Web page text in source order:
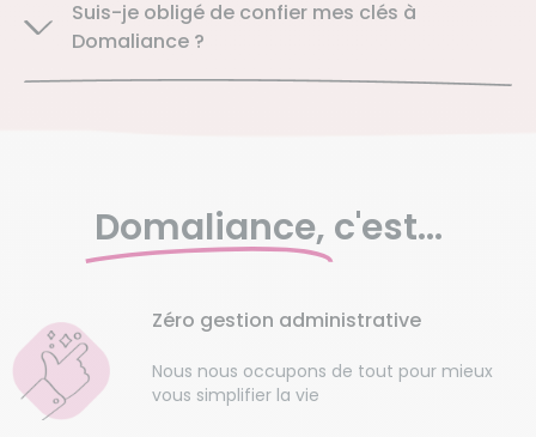
Suis-je obligé de confier mes clés à
Domaliance ?
Domaliance, c'est...
Zéro gestion administrative
Nous nous occupons de tout pour mieux
vous simplifier la vie